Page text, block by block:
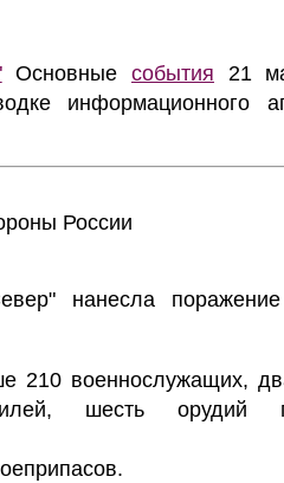
Основныесобытия 21
информационного
России
нанесла
210 военнослужащих,
шесть орудий